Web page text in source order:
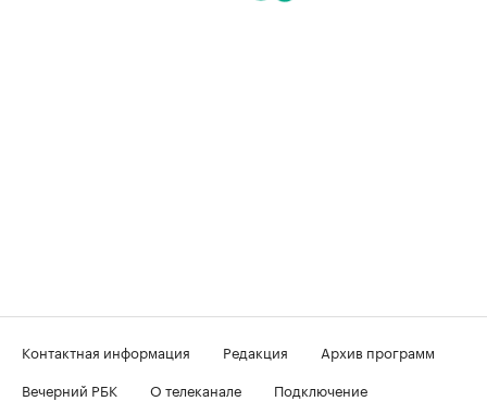
Контактная информация Редакция
Архив программ
Вечерний РБК
О телеканале
Подключение